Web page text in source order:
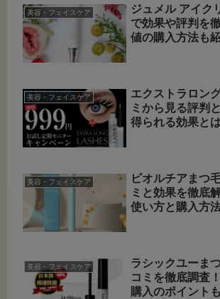
美容・フェイスケア
ジュメル アイク
で効果や評判を
値の購入方法も
美容・フェイスケア
エクストラロン
ミから見る評判
得られる効果とは
美容・フェイスケア
ビオルチアまつ
ミと効果を徹底
使い方と購入方
美容・フェイスケア
ラシックユーま
コミを徹底調査
購入のポイント